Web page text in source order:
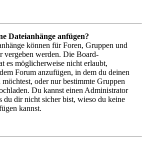
Dateianhänge anfügen?
können für Foren, Gruppen und
vergeben werden. Die Board-
es möglicherweise nicht erlaubt,
Forum anzufügen, in dem du deinen
oder nur bestimmte Gruppen
Du kannst einen Administrator
du dir nicht sicher bist, wieso du keine
kannst.